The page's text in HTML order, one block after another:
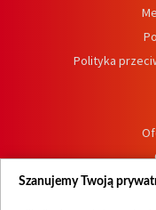
Polityka
Szanujemy Twoją